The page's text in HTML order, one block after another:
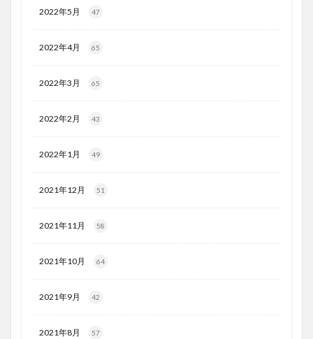
2022年5月 47
2022年4月 65
2022年3月 65
2022年2月 43
2022年1月 49
2021年12月 51
2021年11月 58
2021年10月 64
2021年9月 42
2021年8月 57